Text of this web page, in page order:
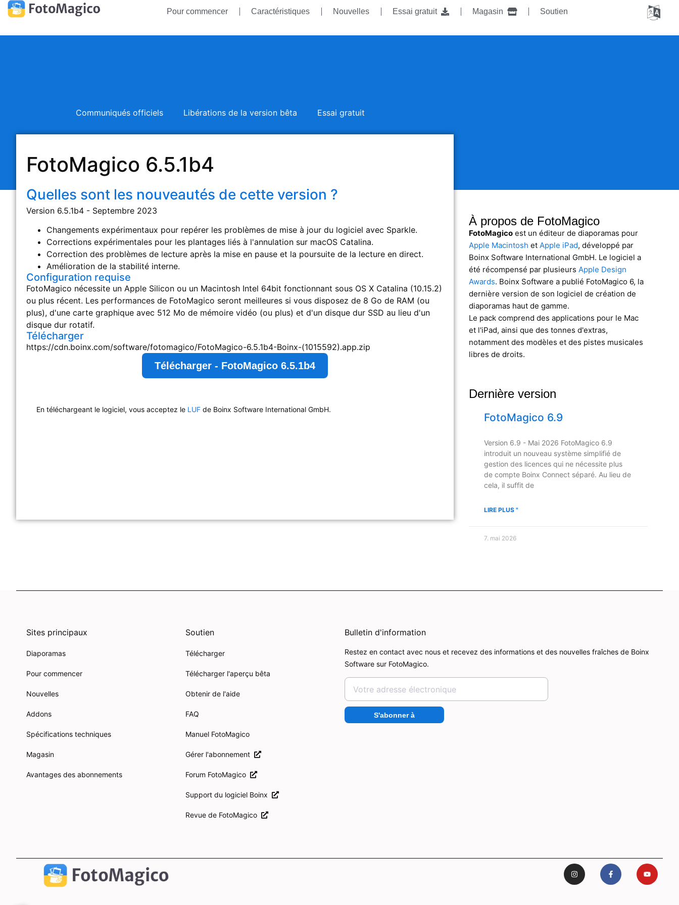
Pour commencer Caractéristiques Nouvelles Essai gratuit Magasin Soutien
Communiqués officiels Libérations de la version bêta Essai gratuit
FotoMagico 6.5.1b4
Quelles sont les nouveautés de cette version ?
Version 6.5.1b4 - Septembre 2023
Changements expérimentaux pour repérer les problèmes de mise à jour du logiciel avec Sparkle.
Corrections expérimentales pour les plantages liés à l'annulation sur macOS Catalina.
Correction des problèmes de lecture après la mise en pause et la poursuite de la lecture en direct.
Amélioration de la stabilité interne.
Configuration requise
FotoMagico nécessite un Apple Silicon ou un Macintosh Intel 64bit fonctionnant sous OS X Catalina (10.15.2)
ou plus récent. Les performances de FotoMagico seront meilleures si vous disposez de 8 Go de RAM (ou
plus), d'une carte graphique avec 512 Mo de mémoire vidéo (ou plus) et d'un disque dur SSD au lieu d'un
disque dur rotatif.
Télécharger
https://cdn.boinx.com/software/fotomagico/FotoMagico-6.5.1b4-Boinx-(1015592).app.zip
Télécharger - FotoMagico 6.5.1b4
En téléchargeant le logiciel, vous acceptez le LUF de Boinx Software International GmbH.
À propos de FotoMagico
FotoMagico est un éditeur de diaporamas pour
Apple Macintosh etApple iPad, développé par
Boinx Software International GmbH. Le logiciel a
été récompensé par plusieursApple Design
Awards. Boinx Software a publié FotoMagico 6, la
dernière version de son logiciel de création de
diaporamas haut de gamme.
Le pack comprend des applications pour le Mac
et l'iPad, ainsi que des tonnes d'extras,
notamment des modèles et des pistes musicales
libres de droits.
Dernière version
FotoMagico 6.9
Version 6.9 - Mai 2026 FotoMagico 6.9
introduit un nouveau système simplifié de
gestion des licences qui ne nécessite plus
de compte Boinx Connect séparé. Au lieu de
cela, il suffit de
LIRE PLUS "
7. mai 2026
Sites principaux
Diaporamas
Pour commencer
Nouvelles
Addons
Spécifications techniques
Magasin
Avantages des abonnements
Soutien
Télécharger
Télécharger l'aperçu bêta
Obtenir de l'aide
FAQ
Manuel FotoMagico
Gérer l'abonnement
Forum FotoMagico
Support du logiciel Boinx
Revue de FotoMagico
Bulletin d'information
Restez en contact avec nous et recevez des informations et des nouvelles fraîches de Boinx
Software sur FotoMagico.
S'abonner à